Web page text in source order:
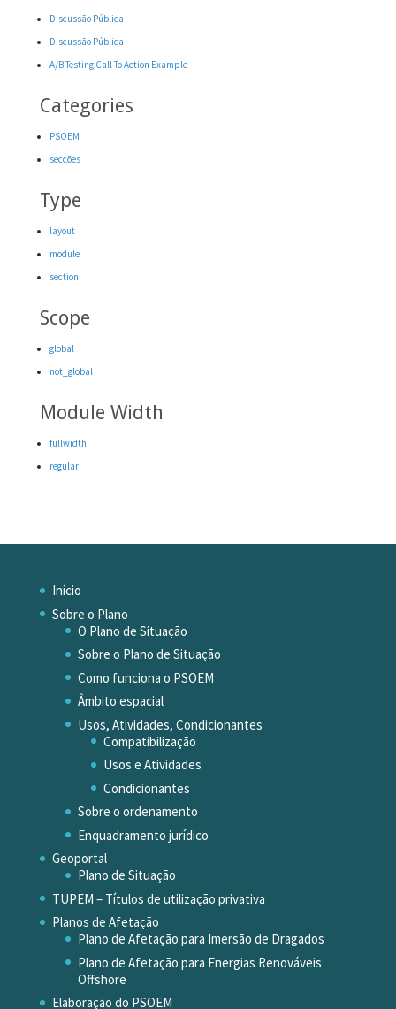
Discussão Pública
Discussão Pública
A/B Testing Call To Action Example
Categories
PSOEM
secções
Type
layout
module
section
Scope
global
not_global
Module Width
fullwidth
regular
Início
Sobre o Plano
O Plano de Situação
Sobre o Plano de Situação
Como funciona o PSOEM
Âmbito espacial
Usos, Atividades, Condicionantes
Compatibilização
Usos e Atividades
Condicionantes
Sobre o ordenamento
Enquadramento jurídico
Geoportal
Plano de Situação
TUPEM – Títulos de utilização privativa
Planos de Afetação
Plano de Afetação para Imersão de Dragados
Plano de Afetação para Energias Renováveis
Offshore
Elaboração do PSOEM